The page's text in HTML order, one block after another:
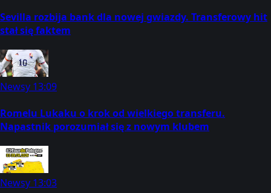
Sevilla rozbija bank dla nowej gwiazdy. Transferowy hit
stał się faktem
Newsy 13:09
Romelu Lukaku o krok od wielkiego transferu.
Napastnik porozumiał się z nowym klubem
Newsy 13:03